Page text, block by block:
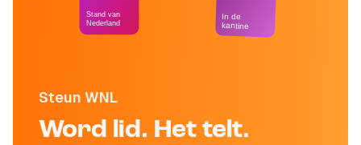
Steun WNL
Word lid. Het telt.
Stand van
Nederland
In de
kantine